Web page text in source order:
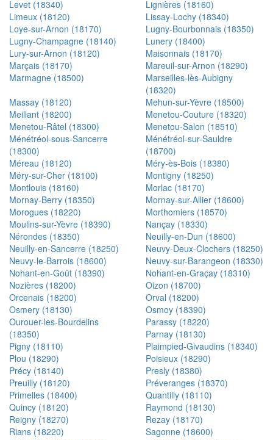
Levet (18340)
Lignières (18160)
Limeux (18120)
Lissay-Lochy (18340)
Loye-sur-Arnon (18170)
Lugny-Bourbonnais (18350)
Lugny-Champagne (18140)
Lunery (18400)
Lury-sur-Arnon (18120)
Maisonnais (18170)
Marçais (18170)
Mareuil-sur-Arnon (18290)
Marmagne (18500)
Marseilles-lès-Aubigny
(18320)
Massay (18120)
Mehun-sur-Yèvre (18500)
Meillant (18200)
Menetou-Couture (18320)
Menetou-Râtel (18300)
Menetou-Salon (18510)
Ménétréol-sous-Sancerre
(18300)
Ménétréol-sur-Sauldre
(18700)
Méreau (18120)
Méry-ès-Bois (18380)
Méry-sur-Cher (18100)
Montigny (18250)
Montlouis (18160)
Morlac (18170)
Mornay-Berry (18350)
Mornay-sur-Allier (18600)
Morogues (18220)
Morthomiers (18570)
Moulins-sur-Yèvre (18390)
Nançay (18330)
Nérondes (18350)
Neuilly-en-Dun (18600)
Neuilly-en-Sancerre (18250)
Neuvy-Deux-Clochers (18250)
Neuvy-le-Barrois (18600)
Neuvy-sur-Barangeon (18330)
Nohant-en-Goût (18390)
Nohant-en-Graçay (18310)
Nozières (18200)
Oizon (18700)
Orcenais (18200)
Orval (18200)
Osmery (18130)
Osmoy (18390)
Ourouer-les-Bourdelins
(18350)
Parassy (18220)
Parnay (18130)
Pigny (18110)
Plaimpied-Givaudins (18340)
Plou (18290)
Poisieux (18290)
Précy (18140)
Presly (18380)
Preuilly (18120)
Préveranges (18370)
Primelles (18400)
Quantilly (18110)
Quincy (18120)
Raymond (18130)
Reigny (18270)
Rezay (18170)
Rians (18220)
Sagonne (18600)